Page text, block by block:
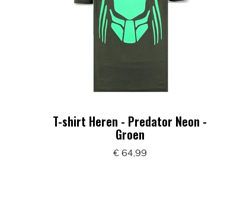
T-shirt Heren - Predator Neon -
Groen
€ 64,99